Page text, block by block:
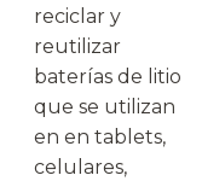
reciclar y
reutilizar
baterías de litio
que se utilizan
en en tablets,
celulares,